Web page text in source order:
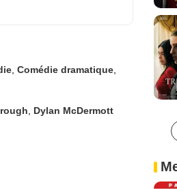
, Comédie dramatique,
, Dylan McDermott